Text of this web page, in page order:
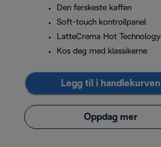
Den ferskeste kaffen
Soft-touch kontrollpanel
LatteCrema Hot Technology
Kos deg med klassikerne
Legg til i handlekurven
Oppdag mer